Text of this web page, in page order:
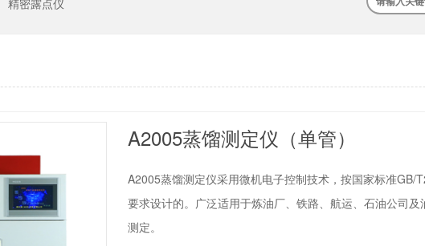
精密露点仪
A2005蒸馏测定仪（单管）
A2005蒸馏测定仪采用微机电子控制技术，按国家标准GB/
要求设计的。广泛适用于炼油厂、铁路、航运、石油公司
测定。